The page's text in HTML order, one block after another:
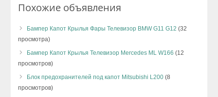
Похожие объявления
Бампер Капот Крылья Фары Телевизор BMW G11 G12 (32
просмотра)
Бампер Капот Крылья Телевизор Mercedes ML W166 (12
просмотров)
Блок предохранителей под капот Mitsubishi L200 (8
просмотров)